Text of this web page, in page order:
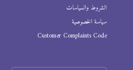
الشروط والسياسات
سياسة الخصوصية
Customer Complaints Code